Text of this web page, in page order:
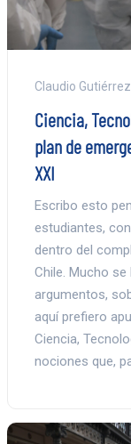
Claudio Gutiérrez
Ciencia,
plan de
XXI
Escribo esto
estudiantes,
dentro del
Chile. Mucho
argumentos,
aquí prefiero
Ciencia,
nociones que,